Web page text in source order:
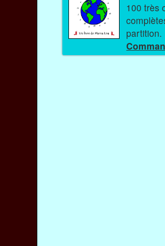
100 très
partition.